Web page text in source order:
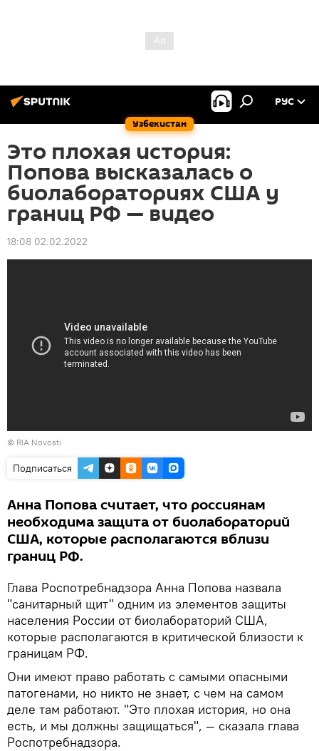
Узбекистан
РУС
Это плохая история:
Попова высказалась о
биолабораториях США у
границ РФ — видео
18:08 02.02.2022
© RIA Novosti
Подписаться
Анна Попова считает, что россиянам
необходима защита от биолабораторий
США, которые располагаются вблизи
границ РФ.
Глава Роспотребнадзора Анна Попова назвала
"санитарный щит" одним из элементов защиты
населения России от биолабораторий США,
которые располагаются в критической близости к
границам РФ.
Они имеют право работать с самыми опасными
патогенами, но никто не знает, с чем на самом
деле там работают. "Это плохая история, но она
есть, и мы должны защищаться", — сказала глава
Роспотребнадзора.